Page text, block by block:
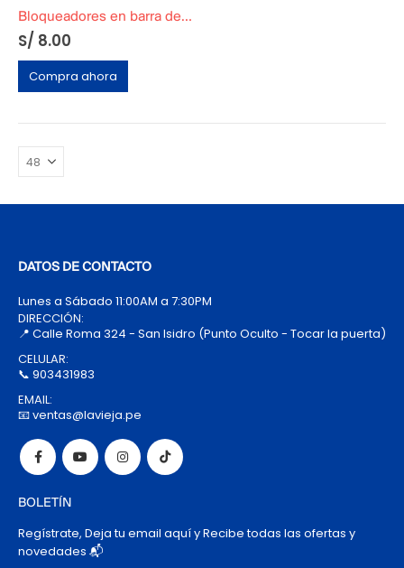
Bloqueadores en barra de D’Onofrio
S/ 8.00
Compra ahora
DATOS DE CONTACTO
Lunes a Sábado 11:00AM a 7:30PM
DIRECCIÓN:
📍 Calle Roma 324 - San Isidro (Punto Oculto - Tocar la puerta)
CELULAR:
📞 903431983
EMAIL:
📧 ventas@lavieja.pe
BOLETÍN
Regístrate, Deja tu email aquí y Recibe todas las ofertas y
novedades 📬